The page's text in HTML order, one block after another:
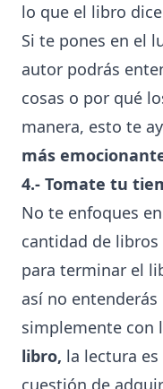
lo que el libro
Si te pones en el
autor podrás
cosas o por qué
manera, esto te
más
4.- Tomate tu
No te enfoques
cantidad de
para terminar el
así no
simplemente con
libro, la lectura
cuestión de